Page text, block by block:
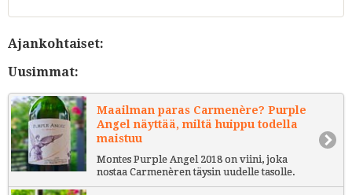
Ajankohtaiset:
Uusimmat:
Maailman paras Carmenère? Purple
Angel näyttää, miltä huippu todella
maistuu
Montes Purple Angel 2018 on viini, joka
nostaa Carmenèren täysin uudelle tasolle.